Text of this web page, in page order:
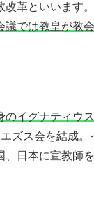
改革といいます
議では教皇が教
のイグナティウ
ズス会を結成。
、日本に宣教師